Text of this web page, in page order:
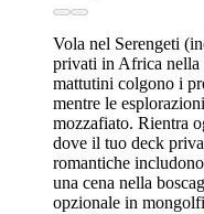
Vola nel Serengeti
privati in Africa nella
mattutini colgono i
mentre le
mozzafiato. Rientra
dove il tuo deck
romantiche
una cena nella
opzionale in